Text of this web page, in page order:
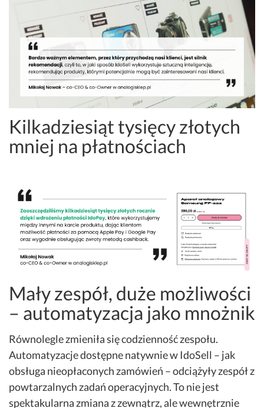
Kilkadziesiąt tysięcy złotych
mniej na płatnościach
Mały zespół, duże możliwości
– automatyzacja jako mnożnik
Równolegle zmieniła się codzienność zespołu.
Automatyzacje dostępne natywnie w IdoSell – jak
obsługa nieopłaconych zamówień – odciążyły zespół z
powtarzalnych zadań operacyjnych. To nie jest
spektakularna zmiana z zewnątrz, ale wewnętrznie